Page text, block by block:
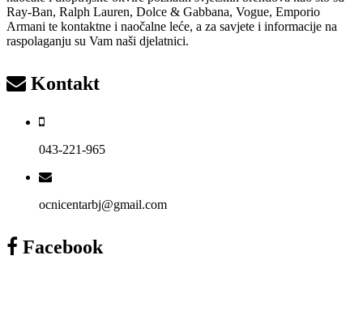
Ray-Ban, Ralph Lauren, Dolce & Gabbana, Vogue, Emporio
Armani te kontaktne i naočalne leće, a za savjete i informacije na
raspolaganju su Vam naši djelatnici.
Kontakt
043-221-965
ocnicentarbj@gmail.com
Facebook